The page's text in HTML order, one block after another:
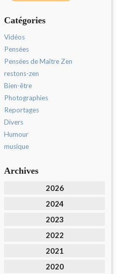
Catégories
Vidéos
Pensées
Pensées de Maître Zen
restons-zen
Bien-être
Photographies
Reportages
Divers
Humour
musique
Archives
2026
2024
2023
2022
2021
2020